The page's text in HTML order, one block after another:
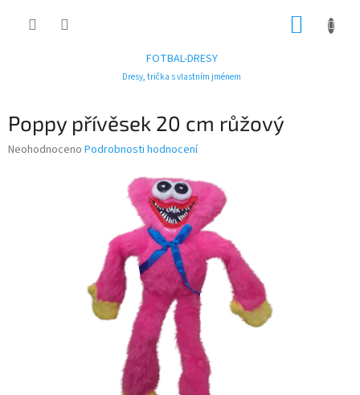
FOTBAL-DRESY
Dresy, trička s vlastním jménem
Poppy přívěsek 20 cm růžový
Průměrné
Neohodnoceno Podrobnosti hodnocení